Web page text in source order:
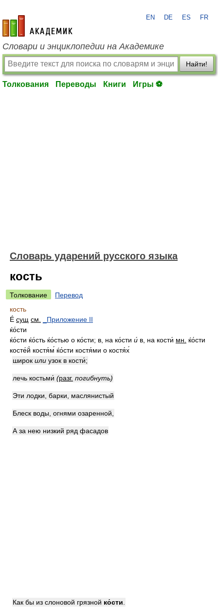
academic.ru
EN DE ES FR
Словари и энциклопедии на Академике
Найти!
Толкования Переводы Книги Игры ⚽
Словарь ударений русского языка
кость
Толкование
Перевод
кость
É сущ см.
_Приложение II
ќо́сти
ќо́сти ќо́сть ќо́стью о ко́сти; в, на ко́сти и́ в, на кости́ мн.
ќо́сти
косте́й́ костя́м́ ќо́сти костя́ми о костя́х́
широк или узок в кости́;
лечь костьми́ (разг. погибнуть)
Эти лодки, барки, маслянистый
Блеск воды, огнями озаренной,
А за нею низкий ряд фасадов
Как бы из слоновой грязной ко́сти